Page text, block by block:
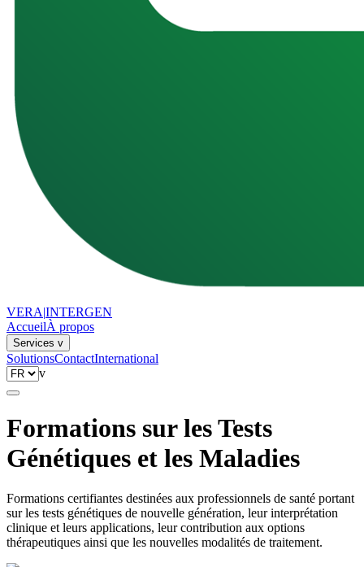
VERA|INTERGEN
AccueilÀ propos
Services v
SolutionsContactInternational
v
Formations sur les Tests
Génétiques et les Maladies
Formations certifiantes destinées aux professionnels de santé portant
sur les tests génétiques de nouvelle génération, leur interprétation
clinique et leurs applications, leur contribution aux options
thérapeutiques ainsi que les nouvelles modalités de traitement.